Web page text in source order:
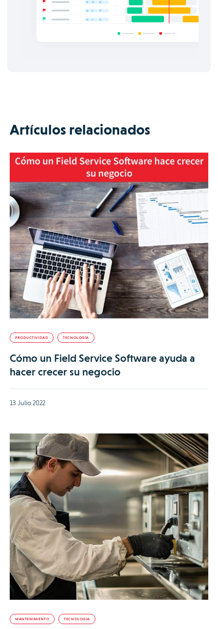
Artículos relacionados
PRODUCTIVIDAD TECNOLOGÍA
Cómo un Field Service Software ayuda a
hacer crecer su negocio
13 Julio 2022
MANTENIMIENTO TECNOLOGÍA